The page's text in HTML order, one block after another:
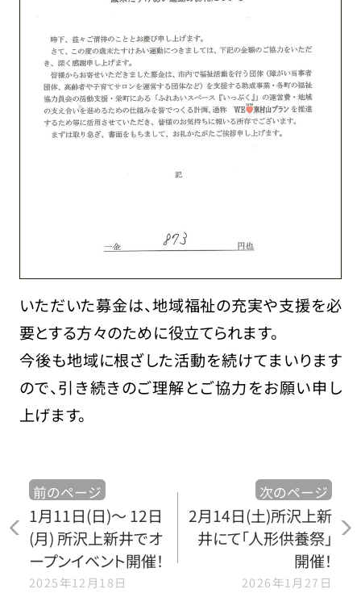
いただいた募金は、地域福祉の充実や支援を必
要とする方々のために役立てられます。
今後も地域に根ざした活動を続けてまいります
ので、引き続きのご理解とご協力をお願い申し
上げます。
前のページ
1月11日(日)〜 12日
(月) 所沢上新井でオ
ープンイベント開催！
2025年12月18日
次のページ
2月14日(土)所沢上新
井にて「人形供養祭」
開催！
2026年1月27日